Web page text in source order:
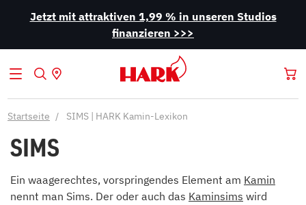
Jetzt mit attraktiven 1,99 % in unseren Studios
finanzieren >>>
Startseite SIMS | HARK Kamin-Lexikon
SIMS
Ein waagerechtes, vorspringendes Element am Kamin
nennt man Sims. Der oder auch das Kaminsims wird